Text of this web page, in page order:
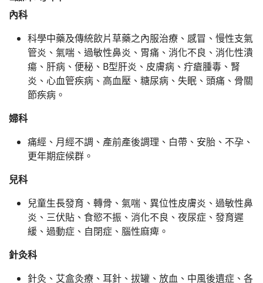
內科
科學中藥及傳統飲片草藥之內服治療、感冒、慢性支氣
管炎、氣喘、過敏性鼻炎、胃痛、消化不良、消化性潰
瘍、肝病、便秘、B型肝炎、皮膚病、疔瘡腫毒、腎
炎、心血管疾病、高血壓、糖尿病、失眠、頭痛、骨關
節疾病。
婦科
痛經、月經不調、產前產後調理、白帶、安胎、不孕、
更年期症候群。
兒科
兒童生長發育、轉骨、氣喘、異位性皮膚炎、過敏性鼻
炎、三伏貼、食慾不振、消化不良、夜尿症、發育遲
緩、過動症、自閉症、腦性麻痺。
針灸科
針灸、艾盒灸療、耳針、拔罐、放血、中風後遺症、各